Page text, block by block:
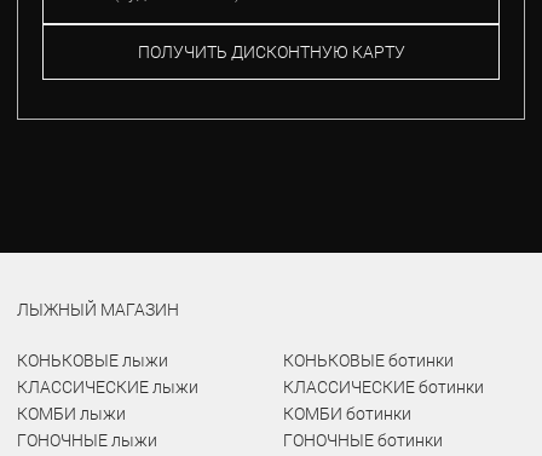
ПОЛУЧИТЬ ДИСКОНТНУЮ КАРТУ
ЛЫЖНЫЙ МАГАЗИН
КОНЬКОВЫЕ лыжи
КЛАССИЧЕСКИЕ лыжи
КОМБИ лыжи
ГОНОЧНЫЕ лыжи
КОНЬКОВЫЕ ботинки
КЛАССИЧЕСКИЕ ботинки
КОМБИ ботинки
ГОНОЧНЫЕ ботинки